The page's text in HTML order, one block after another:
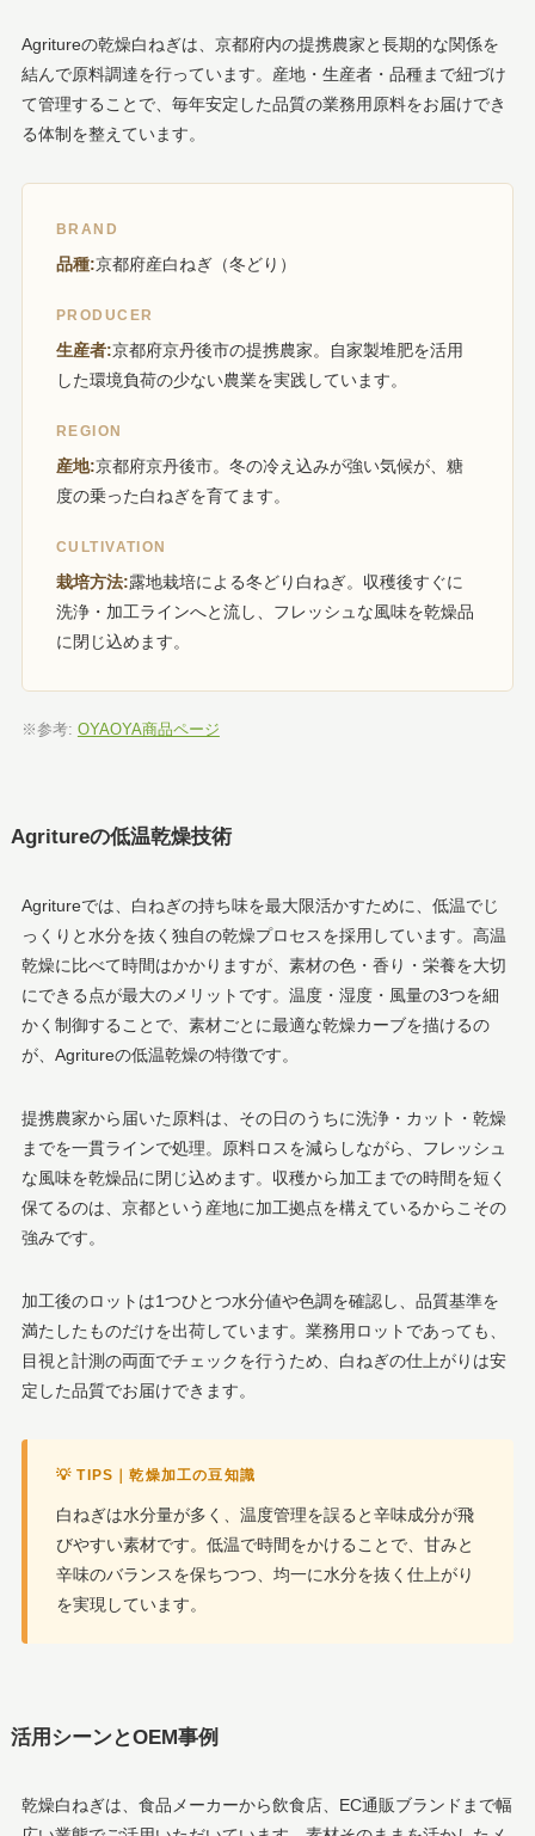
Agritureの乾燥白ねぎは、京都府内の提携農家と長期的な関係を
結んで原料調達を行っています。産地・生産者・品種まで紐づけ
て管理することで、毎年安定した品質の業務用原料をお届けでき
る体制を整えています。
BRAND
品種:京都府産白ねぎ（冬どり）
PRODUCER
生産者:京都府京丹後市の提携農家。自家製堆肥を活用
した環境負荷の少ない農業を実践しています。
REGION
産地:京都府京丹後市。冬の冷え込みが強い気候が、糖
度の乗った白ねぎを育てます。
CULTIVATION
栽培方法:露地栽培による冬どり白ねぎ。収穫後すぐに
洗浄・加工ラインへと流し、フレッシュな風味を乾燥品
に閉じ込めます。
※参考: OYAOYA商品ページ
Agritureの低温乾燥技術
Agritureでは、白ねぎの持ち味を最大限活かすために、低温でじ
っくりと水分を抜く独自の乾燥プロセスを採用しています。高温
乾燥に比べて時間はかかりますが、素材の色・香り・栄養を大切
にできる点が最大のメリットです。温度・湿度・風量の3つを細
かく制御することで、素材ごとに最適な乾燥カーブを描けるの
が、Agritureの低温乾燥の特徴です。
提携農家から届いた原料は、その日のうちに洗浄・カット・乾燥
までを一貫ラインで処理。原料ロスを減らしながら、フレッシュ
な風味を乾燥品に閉じ込めます。収穫から加工までの時間を短く
保てるのは、京都という産地に加工拠点を構えているからこその
強みです。
加工後のロットは1つひとつ水分値や色調を確認し、品質基準を
満たしたものだけを出荷しています。業務用ロットであっても、
目視と計測の両面でチェックを行うため、白ねぎの仕上がりは安
定した品質でお届けできます。
💡 TIPS｜乾燥加工の豆知識
白ねぎは水分量が多く、温度管理を誤ると辛味成分が飛
びやすい素材です。低温で時間をかけることで、甘みと
辛味のバランスを保ちつつ、均一に水分を抜く仕上がり
を実現しています。
活用シーンとOEM事例
乾燥白ねぎは、食品メーカーから飲食店、EC通販ブランドまで幅